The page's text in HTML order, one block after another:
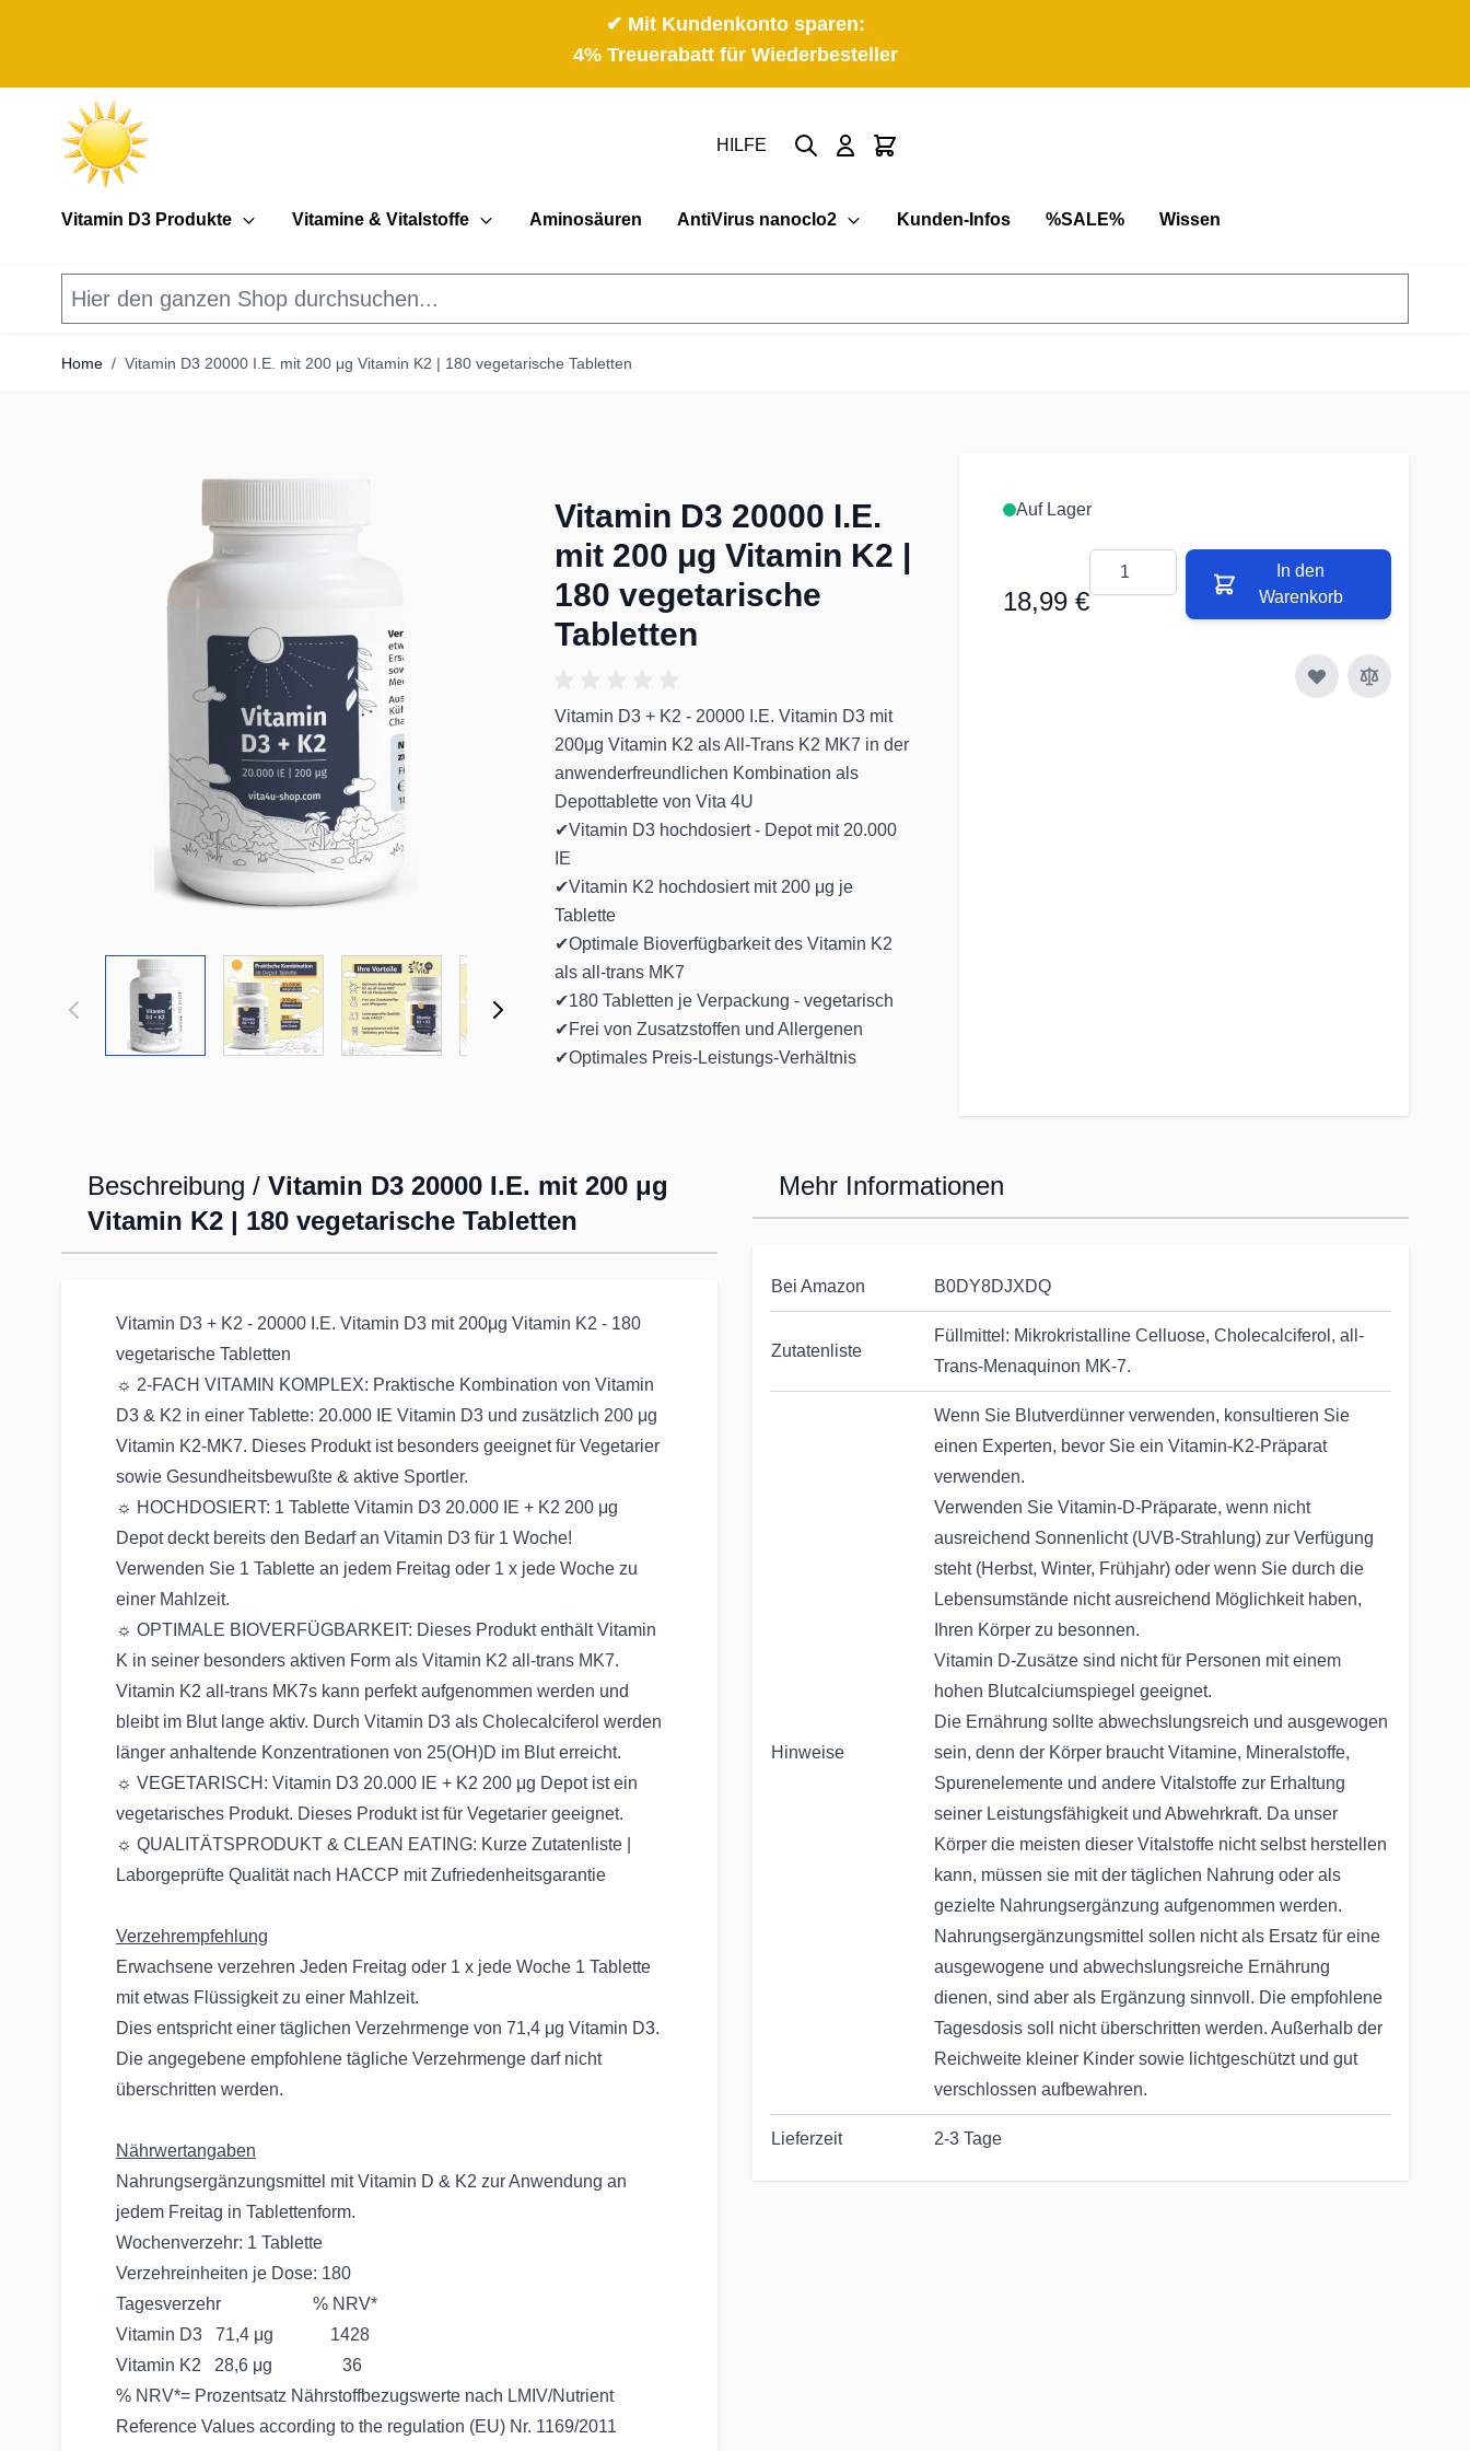
✔ Mit Kundenkonto sparen:
4% Treuerabatt für Wiederbesteller
Direkt zum Inhalt
Vitamin D3 Produkte Vitamine & Vitalstoffe Aminosäuren AntiVirus nanoclo2 Kunden-Infos %SALE% Wissen
HILFE Suche Cart
Home / Vitamin D3 20000 I.E. mit 200 μg Vitamin K2 | 180 vegetarische Tabletten
View larger imageView larger imageView larger imageView larger image
Vitamin D3 20000 I.E.
mit 200 μg Vitamin K2 |
180 vegetarische
Tabletten
Vitamin D3 + K2 - 20000 I.E. Vitamin D3 mit
200μg Vitamin K2 als All-Trans K2 MK7 in der
anwenderfreundlichen Kombination als
Depottablette von Vita 4U
✔Vitamin D3 hochdosiert - Depot mit 20.000
IE
✔Vitamin K2 hochdosiert mit 200 μg je
Tablette
✔Optimale Bioverfügbarkeit des Vitamin K2
als all-trans MK7
✔180 Tabletten je Verpackung - vegetarisch
✔Frei von Zusatzstoffen und Allergenen
✔Optimales Preis-Leistungs-Verhältnis
Auf Lager
18,99 €
Menge
In den
Warenkorb
Beschreibung / Vitamin D3 20000 I.E. mit 200 μg
Vitamin K2 | 180 vegetarische Tabletten
Vitamin D3 + K2 - 20000 I.E. Vitamin D3 mit 200μg Vitamin K2 - 180
vegetarische Tabletten
☼ 2-FACH VITAMIN KOMPLEX: Praktische Kombination von Vitamin
D3 & K2 in einer Tablette: 20.000 IE Vitamin D3 und zusätzlich 200 μg
Vitamin K2-MK7. Dieses Produkt ist besonders geeignet für Vegetarier
sowie Gesundheitsbewußte & aktive Sportler.
☼ HOCHDOSIERT: 1 Tablette Vitamin D3 20.000 IE + K2 200 μg
Depot deckt bereits den Bedarf an Vitamin D3 für 1 Woche!
Verwenden Sie 1 Tablette an jedem Freitag oder 1 x jede Woche zu
einer Mahlzeit.
☼ OPTIMALE BIOVERFÜGBARKEIT: Dieses Produkt enthält Vitamin
K in seiner besonders aktiven Form als Vitamin K2 all-trans MK7.
Vitamin K2 all-trans MK7s kann perfekt aufgenommen werden und
bleibt im Blut lange aktiv. Durch Vitamin D3 als Cholecalciferol werden
länger anhaltende Konzentrationen von 25(OH)D im Blut erreicht.
☼ VEGETARISCH: Vitamin D3 20.000 IE + K2 200 μg Depot ist ein
vegetarisches Produkt. Dieses Produkt ist für Vegetarier geeignet.
☼ QUALITÄTSPRODUKT & CLEAN EATING: Kurze Zutatenliste |
Laborgeprüfte Qualität nach HACCP mit Zufriedenheitsgarantie
Verzehrempfehlung
Erwachsene verzehren Jeden Freitag oder 1 x jede Woche 1 Tablette
mit etwas Flüssigkeit zu einer Mahlzeit.
Dies entspricht einer täglichen Verzehrmenge von 71,4 μg Vitamin D3.
Die angegebene empfohlene tägliche Verzehrmenge darf nicht
überschritten werden.
Nährwertangaben
Nahrungsergänzungsmittel mit Vitamin D & K2 zur Anwendung an
jedem Freitag in Tablettenform.
Wochenverzehr: 1 Tablette
Verzehreinheiten je Dose: 180
Tagesverzehr % NRV*
Vitamin D3 71,4 μg 1428
Vitamin K2 28,6 μg 36
% NRV*= Prozentsatz Nährstoffbezugswerte nach LMIV/Nutrient
Reference Values according to the regulation (EU) Nr. 1169/2011
Mehr Informationen
Bei Amazon B0DY8DJXDQ
Zutatenliste
Füllmittel: Mikrokristalline Celluose, Cholecalciferol, all-
Trans-Menaquinon MK-7.
Hinweise
Wenn Sie Blutverdünner verwenden, konsultieren Sie
einen Experten, bevor Sie ein Vitamin-K2-Präparat
verwenden.
Verwenden Sie Vitamin-D-Präparate, wenn nicht
ausreichend Sonnenlicht (UVB-Strahlung) zur Verfügung
steht (Herbst, Winter, Frühjahr) oder wenn Sie durch die
Lebensumstände nicht ausreichend Möglichkeit haben,
Ihren Körper zu besonnen.
Vitamin D-Zusätze sind nicht für Personen mit einem
hohen Blutcalciumspiegel geeignet.
Die Ernährung sollte abwechslungsreich und ausgewogen
sein, denn der Körper braucht Vitamine, Mineralstoffe,
Spurenelemente und andere Vitalstoffe zur Erhaltung
seiner Leistungsfähigkeit und Abwehrkraft. Da unser
Körper die meisten dieser Vitalstoffe nicht selbst herstellen
kann, müssen sie mit der täglichen Nahrung oder als
gezielte Nahrungsergänzung aufgenommen werden.
Nahrungsergänzungsmittel sollen nicht als Ersatz für eine
ausgewogene und abwechslungsreiche Ernährung
dienen, sind aber als Ergänzung sinnvoll. Die empfohlene
Tagesdosis soll nicht überschritten werden. Außerhalb der
Reichweite kleiner Kinder sowie lichtgeschützt und gut
verschlossen aufbewahren.
Lieferzeit 2-3 Tage